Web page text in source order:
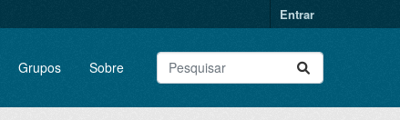
Entrar
Grupos Sobre